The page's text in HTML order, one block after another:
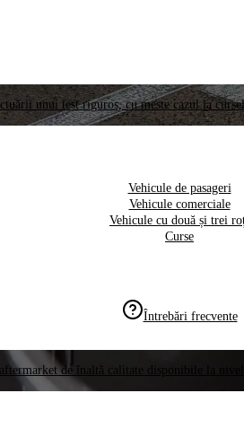
unui test riguros, cu meste cazul la
Vehicule de pasageri
Vehicule comerciale
Vehicule cu două și trei
Curse
Întrebări frecvente
de înaltă calitate disponibile la